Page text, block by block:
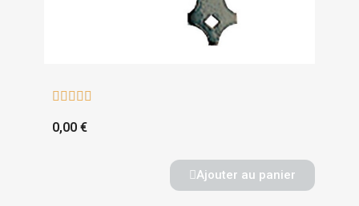
    
0,00 €
Ajouter au panier